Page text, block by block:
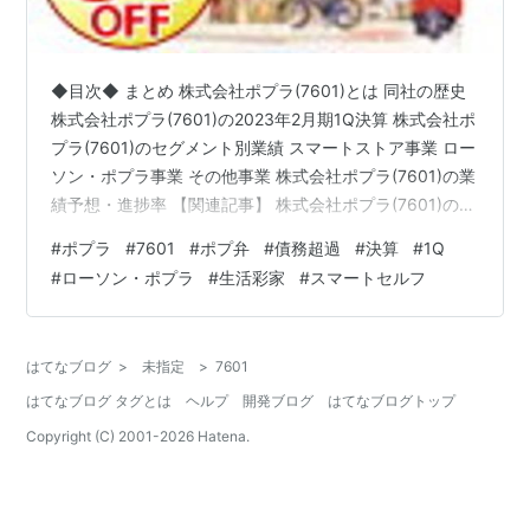
◆目次◆ まとめ 株式会社ポプラ(7601)とは 同社の歴史
株式会社ポプラ(7601)の2023年2月期1Q決算 株式会社ポ
プラ(7601)のセグメント別業績 スマートストア事業 ロー
ソン・ポプラ事業 その他事業 株式会社ポプラ(7601)の業
績予想・進捗率 【関連記事】 株式会社ポプラ(7601)の配
頂き、ありがとうございます。 コンビニエンスストアチ
ェーンのポプラをご存じでしょうか？赤い看板でポプ弁
を提供していた、あのコンビニです。shousanshouuo
プラ(7601…
#ポプラ #7601 #ポプ弁 #債務超過 #決算 #1Q
#ローソン・ポプラ #生活彩家 #スマートセルフ
はてなブログ > 未指定 > 7601
はてなブログ タグとは
ヘルプ 開発ブログ
はてなブログトップ
Copyright (C) 2001-2026 Hatena.